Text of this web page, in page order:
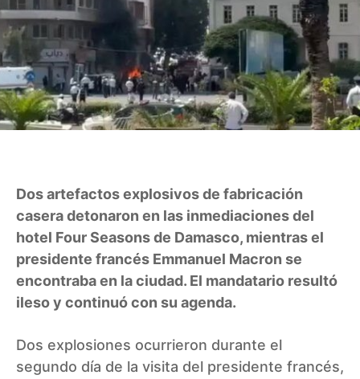
Dos artefactos explosivos de fabricación
casera detonaron en las inmediaciones del
hotel Four Seasons de Damasco, mientras el
presidente francés Emmanuel Macron se
encontraba en la ciudad. El mandatario resultó
ileso y continuó con su agenda.
Dos explosiones ocurrieron durante el
segundo día de la visita del presidente francés,